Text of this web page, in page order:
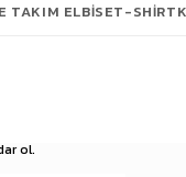
ol.
TAKIM ELBISET-SHIRT